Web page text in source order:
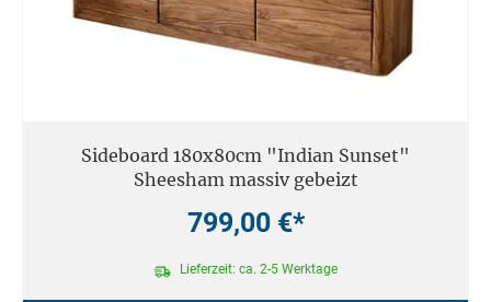
Sideboard 180x80cm "Indian Sunset"
Sheesham massiv gebeizt
799,00 €*
Lieferzeit: ca. 2-5 Werktage